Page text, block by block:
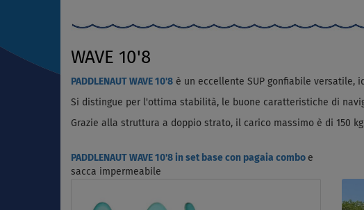
WAVE 10'8
PADDLENAUT WAVE 10'8 è un eccellente SUP gonfiabile
Si distingue per l'ottima stabilità, le buone caratteristiche di
Grazie alla struttura a doppio strato, il carico massimo è di 150
PADDLENAUT WAVE 10'8 in set base con pagaia combo e
sacca impermeabile